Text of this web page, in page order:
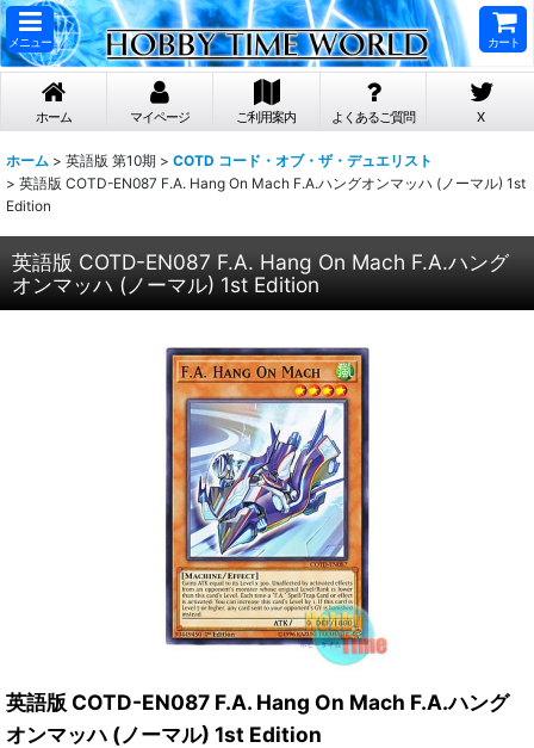
メニュー カート
ホーム マイページ ご利用案内 よくあるご質問 X
ホーム > 英語版 第10期 > COTD コード・オブ・ザ・デュエリスト
> 英語版 COTD-EN087 F.A. Hang On Mach F.A.ハングオンマッハ (ノーマル) 1st
Edition
英語版 COTD-EN087 F.A. Hang On Mach F.A.ハング
オンマッハ (ノーマル) 1st Edition
英語版 COTD-EN087 F.A. Hang On Mach F.A.ハング
オンマッハ (ノーマル) 1st Edition